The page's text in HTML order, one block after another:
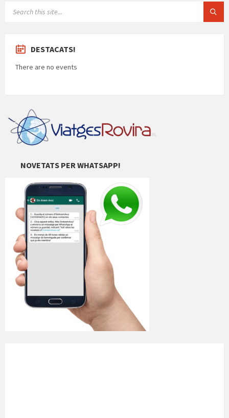
DESTACATS!
There are no events
NOVETATS PER WHATSAPP!